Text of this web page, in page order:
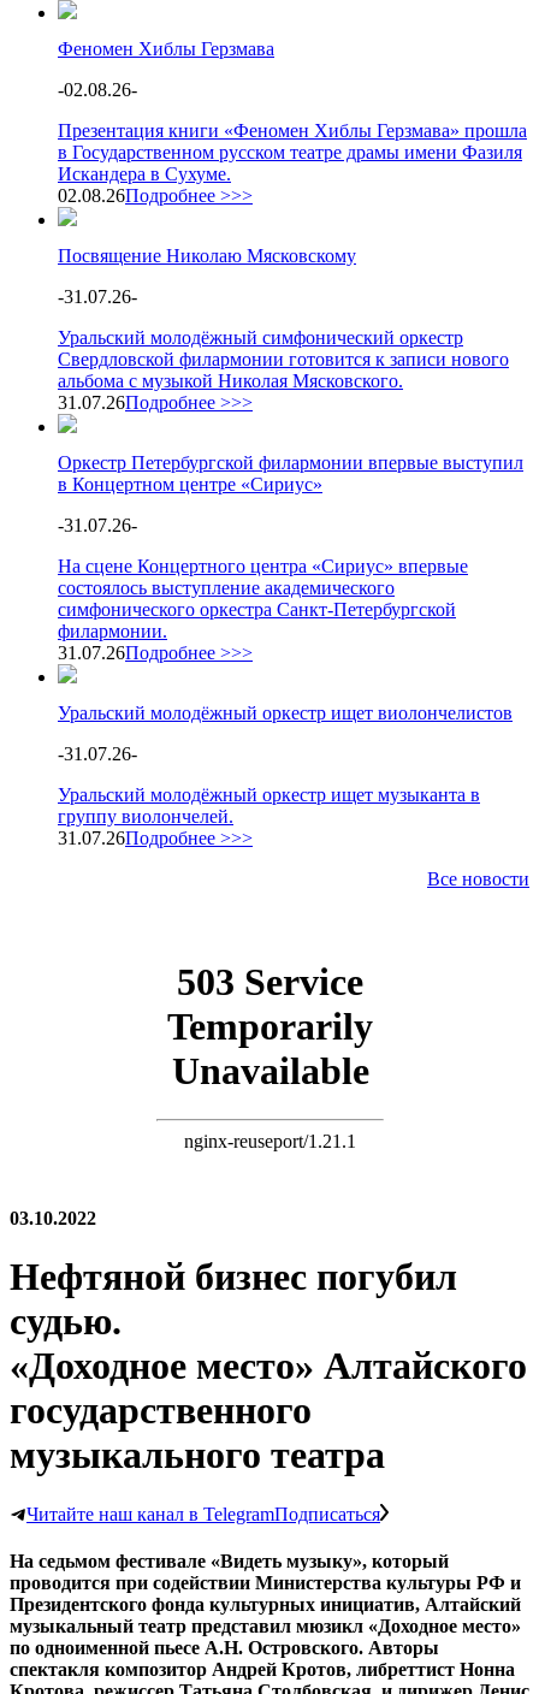
Феномен Хиблы Герзмава
-02.08.26-
Презентация книги «Феномен Хиблы Герзмава» прошла
в Государственном русском театре драмы имени Фазиля
Искандера в Сухуме.
02.08.26Подробнее >>>
Посвящение Николаю Мясковскому
-31.07.26-
Уральский молодёжный симфонический оркестр
Свердловской филармонии готовится к записи нового
альбома с музыкой Николая Мясковского.
31.07.26Подробнее >>>
Оркестр Петербургской филармонии впервые выступил
в Концертном центре «Сириус»
-31.07.26-
На сцене Концертного центра «Сириус» впервые
состоялось выступление академического
симфонического оркестра Санкт-Петербургской
филармонии.
31.07.26Подробнее >>>
Уральский молодёжный оркестр ищет виолончелистов
-31.07.26-
Уральский молодёжный оркестр ищет музыканта в
группу виолончелей.
31.07.26Подробнее >>>
Все новости
03.10.2022
Нефтяной бизнес погубил
судью.
«Доходное место» Алтайского
государственного
музыкального театра
Читайте наш канал в TelegramПодписаться
На седьмом фестивале «Видеть музыку», который
проводится при содействии Министерства культуры РФ и
Президентского фонда культурных инициатив, Алтайский
музыкальный театр представил мюзикл «Доходное место»
по одноименной пьесе А.Н. Островского. Авторы
спектакля композитор Андрей Кротов, либреттист Нонна